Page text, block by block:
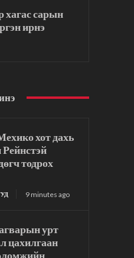
сарын
ирнэ
хот дахь
тодрох
9 minutes ago
урт
цахилгаан